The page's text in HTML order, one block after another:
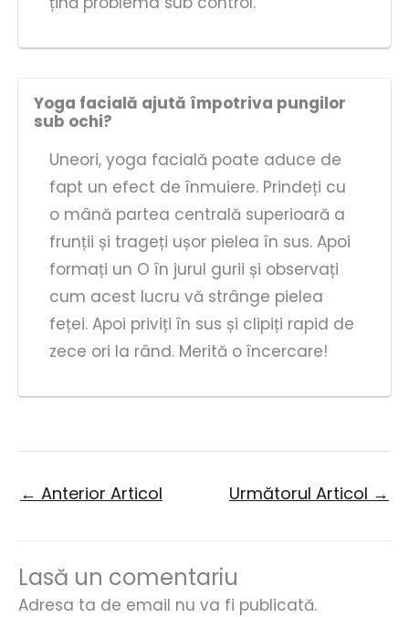
Yoga facială ajută împotriva pungilor
sub ochi?
Uneori, yoga facială poate aduce de
fapt un efect de înmuiere. Prindeți cu
o mână partea centrală superioară a
frunții și trageți ușor pielea în sus. Apoi
formați un O în jurul gurii și observați
cum acest lucru vă strânge pielea
feței. Apoi priviți în sus și clipiți rapid de
zece ori la rând. Merită o încercare!
← Anterior Articol Următorul Articol →
Lasă un comentariu
Adresa ta de email nu va fi publicată.